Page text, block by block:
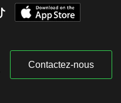
Contactez-nous